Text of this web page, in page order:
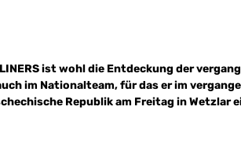
ist wohl die Entdeckung der
im Nationalteam, für das er im
Republik am Freitag in